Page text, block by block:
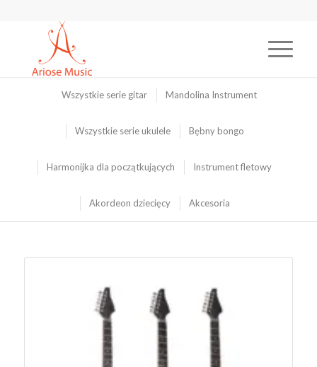
Wszystkie serie gitar Mandolina Instrument
Wszystkie serie ukulele Bębny bongo
Harmonijka dla początkujących Instrument fletowy
Akordeon dziecięcy Akcesoria